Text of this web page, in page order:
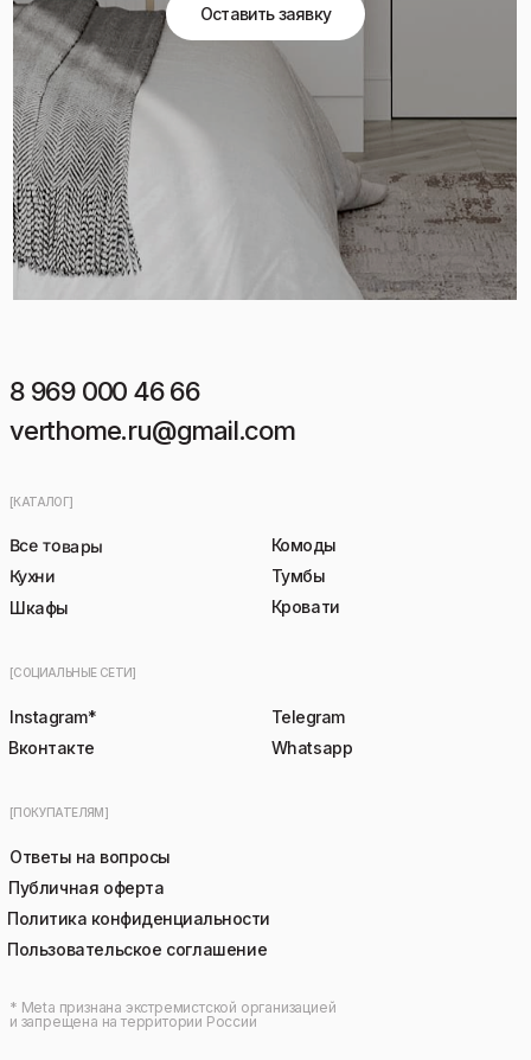
Оставить заявку
[ПОКУПАТЕЛЯМ]
Публичная оферта
Пользовательское соглашение
Политика конфиденциальности
Ответы на вопросы
[СОЦИАЛЬНЫЕ СЕТИ]
Кровати
[КАТАЛОГ]
Тумбы
Комоды
Шкафы
Все товары
Кухни
* Meta признана экстремистской организацией
и запрещена на территории России
Whatsapp
Telegram
Вконтакте
Instagram*
8 969 000 46 66
verthome.ru@gmail.com